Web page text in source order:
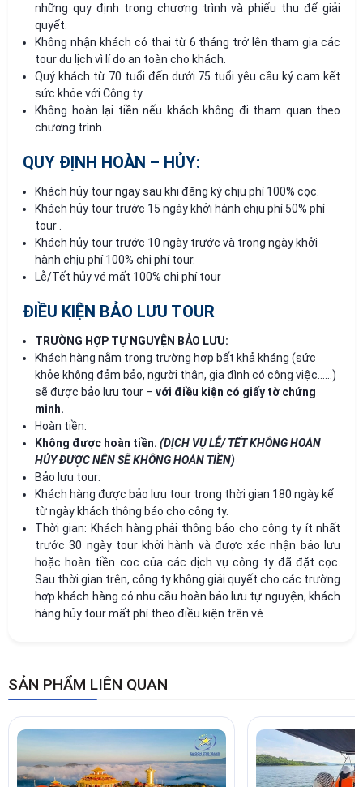
những quy định trong chương trình và phiếu thu để giải
quyết.
Không nhận khách có thai từ 6 tháng trở lên tham gia các
tour du lịch vì lí do an toàn cho khách.
Quý khách từ 70 tuổi đến dưới 75 tuổi yêu cầu ký cam kết
sức khỏe với Công ty.
Không hoàn lại tiền nếu khách không đi tham quan theo
chương trình.
QUY ĐỊNH HOÀN – HỦY:
Khách hủy tour ngay sau khi đăng ký chịu phí 100% cọc.
Khách hủy tour trước 15 ngày khởi hành chịu phí 50% phí
tour .
Khách hủy tour trước 10 ngày trước và trong ngày khởi
hành chịu phí 100% chi phí tour.
Lễ/Tết hủy vé mất 100% chi phí tour
ĐIỀU KIỆN BẢO LƯU TOUR
TRƯỜNG HỢP TỰ NGUYỆN BẢO LƯU:
Khách hàng nằm trong trường hợp bất khả kháng (sức
khỏe không đảm bảo, người thân, gia đình có công việc……)
sẽ được bảo lưu tour – với điều kiện có giấy tờ chứng
minh.
Hoàn tiền:
Không được hoàn tiền. (DỊCH VỤ LỄ/ TẾT KHÔNG HOÀN
HỦY ĐƯỢC NÊN SẼ KHÔNG HOÀN TIỀN)
Bảo lưu tour:
Khách hàng được bảo lưu tour trong thời gian 180 ngày kể
từ ngày khách thông báo cho công ty.
Thời gian: Khách hàng phải thông báo cho công ty ít nhất
trước 30 ngày tour khởi hành và được xác nhận bảo lưu
hoặc hoàn tiền cọc của các dịch vụ công ty đã đặt cọc.
Sau thời gian trên, công ty không giải quyết cho các trường
hợp khách hàng có nhu cầu hoàn bảo lưu tự nguyện, khách
hàng hủy tour mất phí theo điều kiện trên vé
SẢN PHẨM LIÊN QUAN